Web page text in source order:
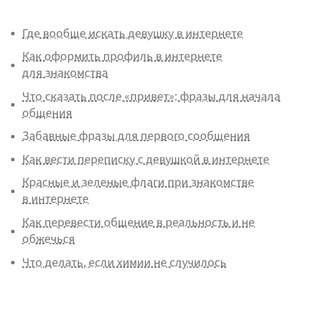
Где вообще искать девушку в интернете
Как оформить профиль в интернете
для знакомства
Что сказать после «привет»: фразы для начала
общения
Забавные фразы для первого сообщения
Как вести переписку с девушкой в интернете
Красные и зеленые флаги при знакомстве
в интернете
Как перевести общение в реальность и не
обжечься
Что делать, если химии не случилось